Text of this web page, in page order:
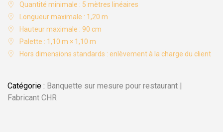
Quantité minimale : 5 mètres linéaires
Longueur maximale : 1,20 m
Hauteur maximale : 90 cm
Palette : 1,10 m × 1,10 m
Hors dimensions standards : enlèvement à la charge du client
Catégorie : Banquette sur mesure pour restaurant |
Fabricant CHR